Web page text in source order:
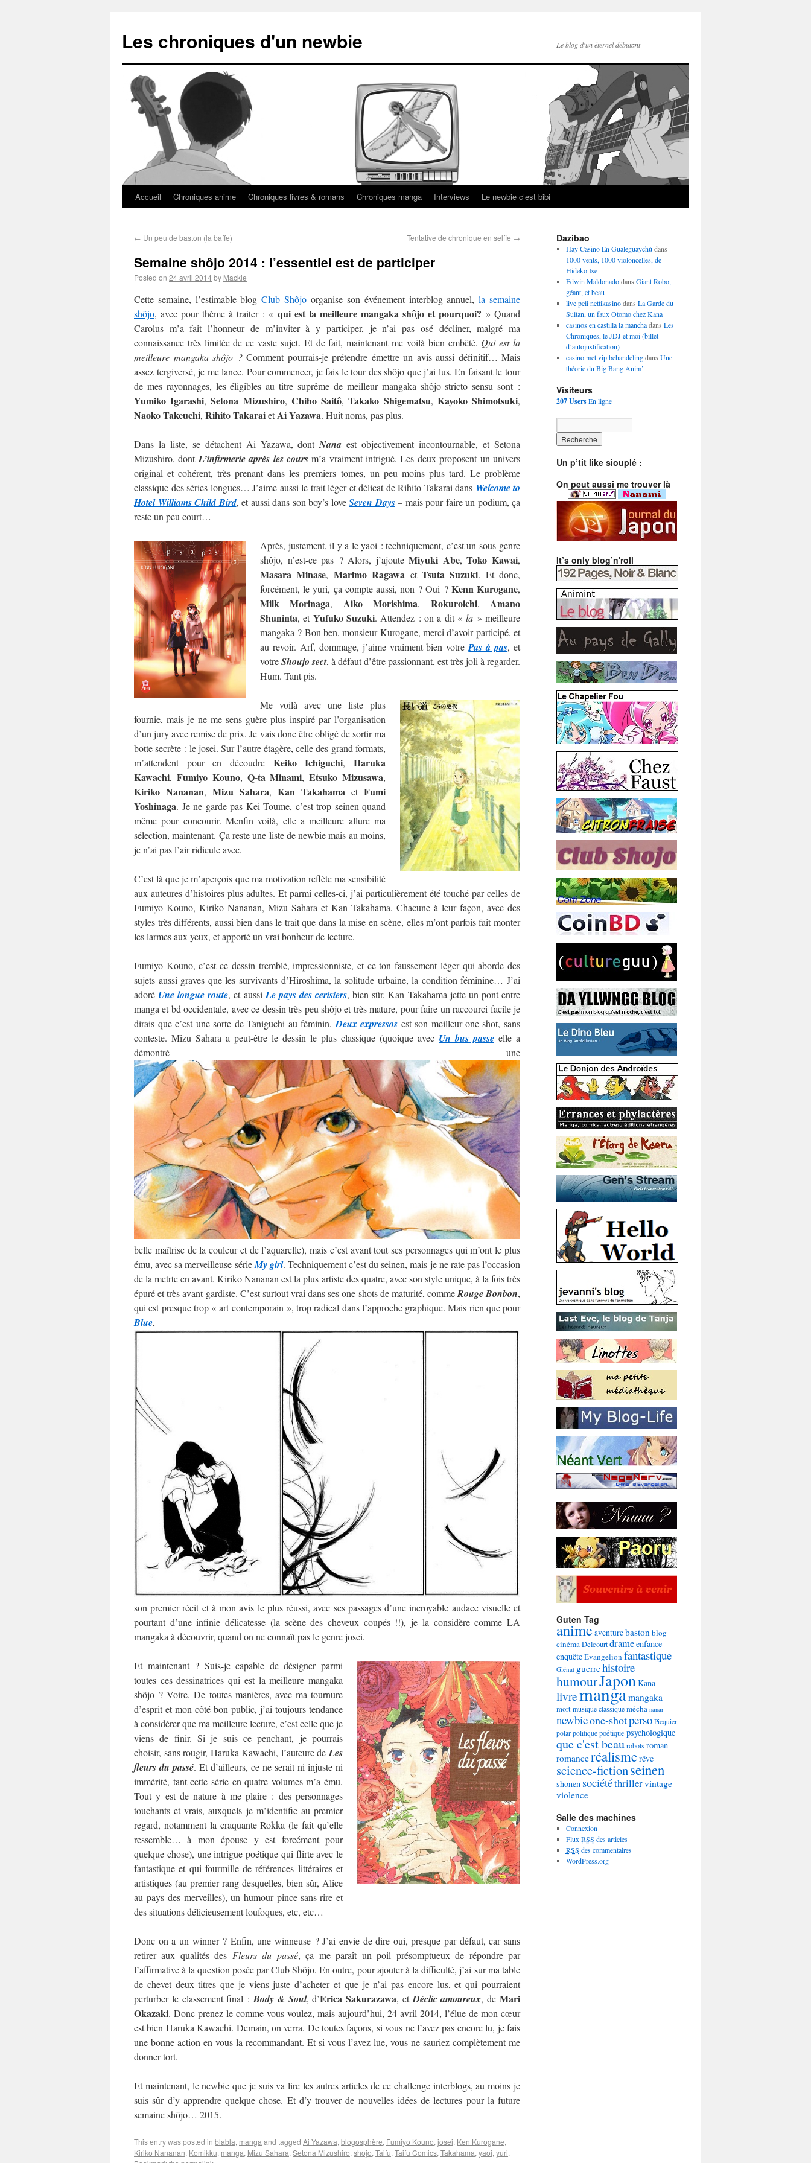
Les chroniques d'un newbie Le blog d'un éternel débutant
Accueil Chroniques anime Chroniques livres & romans Chroniques manga Interviews Le newbie c’est bibi
← Un peu de baston (la baffe) Tentative de chronique en selfie →
Semaine shôjo 2014 : l’essentiel est de participer
Posted on 24 avril 2014by Mackie
Cette semaine, l’estimable blogClub Shôjo organise son événement interblog annuel, la semaine
shôjo, avec pour thème à traiter : « qui est la meilleure mangaka shôjo et pourquoi? » Quand
Carolus m’a fait l’honneur de m’inviter à y participer, je n’ai pas osé décliner, malgré ma
connaissance très limitée de ce vaste sujet. Et de fait, maintenant me voilà bien embêté. Qui est la
meilleure mangaka shôjo ?Comment pourrais-je prétendre émettre un avis aussi définitif… Mais
assez tergiversé, je me lance. Pour commencer, je fais le tour des shôjo que j’ai lus. En faisant le tour
de mes rayonnages, les éligibles au titre suprême de meilleur mangaka shôjo stricto sensu sont :
Yumiko Igarashi,Setona Mizushiro, Chiho Saitô,Takako Shigematsu, Kayoko Shimotsuki,
NaokoTakeuchi, Rihito TakaraietAiYazawa. Huit noms, pas plus.
Dans la liste, se détachent Ai Yazawa, dontNana est objectivement incontournable, et Setona
Mizushiro, dont L’infirmerie après les coursm’a vraiment intrigué. Les deux proposent un univers
original et cohérent, très prenant dans les premiers tomes, un peu moins plus tard. Le problème
classique des séries longues… J’aime aussi le trait léger et délicat de Rihito Takarai dans Welcome to
Hotel Williams Child Bird, et aussi dans son boy’s loveSeven Days– mais pour faire un podium, ça
reste un peu court…
Après, justement, il y a le yaoi : techniquement, c’est un sous-genre
shôjo, n’est-ce pas ? Alors, j’ajouteMiyuki Abe,Toko Kawai,
Masara Minase, Marimo Ragawa et Tsuta Suzuki. Et donc,
forcément, le yuri, ça compte aussi, non ? Oui ? Kenn Kurogane,
Milk Morinaga, Aiko Morishima, Rokuroichi, Amano
Shuninta, et Yufuko Suzuki. Attendez : on a dit «la » meilleure
mangaka ? Bon ben, monsieur Kurogane, merci d’avoir participé, et
au revoir. Arf, dommage, j’aime vraiment bien votrePas à pas, et
votreShoujo sect, à défaut d’être passionnant, est très joli à regarder.
Hum. Tant pis.
Me voilà avec une liste plus
fournie, mais je ne me sens guère plus inspiré par l’organisation
d’un jury avec remise de prix. Je vais donc être obligé de sortir ma
botte secrète : le josei. Sur l’autre étagère, celle des grand formats,
m’attendent pour en découdre Keiko Ichiguchi,Haruka
Kawachi, Fumiyo Kouno, Q-ta Minami,Etsuko Mizusawa,
Kiriko Nananan, Mizu Sahara, Kan Takahama et Fumi
Yoshinaga. Je ne garde pas Kei Toume, c’est trop seinen quand
même pour concourir. Menfin voilà, elle a meilleure allure ma
sélection, maintenant. Ça reste une liste de newbie mais au moins,
je n’ai pas l’air ridicule avec.
C’est là que je m’aperçois que ma motivation reflète ma sensibilité
aux auteures d’histoires plus adultes. Et parmi celles-ci, j’ai particulièrement été touché par celles de
Fumiyo Kouno, Kiriko Nananan, Mizu Sahara et Kan Takahama. Chacune à leur façon, avec des
styles très différents, aussi bien dans le trait que dans la mise en scène, elles m’ont parfois fait monter
les larmes aux yeux, et apporté un vrai bonheur de lecture.
Fumiyo Kouno, c’est ce dessin tremblé, impressionniste, et ce ton faussement léger qui aborde des
sujets aussi graves que les survivants d’Hiroshima, la solitude urbaine, la condition féminine… J’ai
adoré Une longue route, et aussi Le pays des cerisiers, bien sûr. Kan Takahama jette un pont entre
manga et bd occidentale, avec ce dessin très peu shôjo et très mature, pour faire un raccourci facile je
dirais que c’est une sorte de Taniguchi au féminin. Deux expressos est son meilleur one-shot, sans
conteste. Mizu Sahara a peut-être le dessin le plus classique (quoique avec Un bus passe elle a
démontré une
belle maîtrise de la couleur et de l’aquarelle), mais c’est avant tout ses personnages qui m’ont le plus
ému, avec sa merveilleuse sérieMy girl. Techniquement c’est du seinen, mais je ne rate pas l’occasion
de la metrte en avant. Kiriko Nananan est la plus artiste des quatre, avec son style unique, à la fois très
épuré et très avant-gardiste. C’est surtout vrai dans ses one-shots de maturité, commeRouge Bonbon,
qui est presque trop « art contemporain », trop radical dans l’approche graphique. Mais rien que pour
Blue,
son premier récit et à mon avis le plus réussi, avec ses passages d’une incroyable audace visuelle et
pourtant d’une infinie délicatesse (la scène des cheveux coupés !!), je la considère comme LA
mangaka à découvrir, quand on ne connaît pas le genre josei.
Et maintenant ? Suis-je capable de désigner parmi
toutes ces dessinatrices qui est la meilleure mangaka
shôjo ? Voire. De toutes manières, avec ma tournure
d’esprit et mon côté bon public, j’ai toujours tendance
à considérer que ma meilleure lecture, c’est celle que je
viens de finir. Si je suis ce penchant, je pourrais
choisir, sans rougir, Haruka Kawachi, l’auteure deLes
fleurs du passé. Et d’ailleurs, ce ne serait ni injuste ni
immérité, tant cette série en quatre volumes m’a ému.
Tout y est de nature à me plaire : des personnages
touchants et vrais, auxquels je m’identifie au premier
regard, notamment la craquante Rokka (le fait qu’elle
ressemble… à mon épouse y est forcément pour
quelque chose), une intrigue poétique qui flirte avec le
fantastique et qui fourmille de références littéraires et
artistiques (au premier rang desquelles, bien sûr, Alice
au pays des merveilles), un humour pince-sans-rire et
des situations délicieusement loufoques, etc, etc…
Donc on a un winner ? Enfin, une winneuse ? J’ai envie de dire oui, presque par défaut, car sans
retirer aux qualités des Fleurs du passé, ça me paraît un poil présomptueux de répondre par
l’affirmative à la question posée par Club Shôjo. En outre, pour ajouter à la difficulté, j’ai sur ma table
de chevet deux titres que je viens juste d’acheter et que je n’ai pas encore lus, et qui pourraient
perturber le classement final :Body & Soul, d’Erica Sakurazawa, etDéclic amoureux, deMari
Okazaki. Donc prenez-le comme vous voulez, mais aujourd’hui, 24 avril 2014, l’élue de mon cœur
est bien Haruka Kawachi. Demain, on verra. De toutes façons, si vous ne l’avez pas encore lu, je fais
une bonne action en vous la recommandant. Et si vous l’avez lue, vous ne sauriez complètement me
donner tort.
Et maintenant, le newbie que je suis va lire les autres articles de ce challenge interblogs, au moins je
suis sûr d’y apprendre quelque chose. Et d’y trouver de nouvelles idées de lectures pour la future
semaine shôjo… 2015.
This entry was posted in blabla, manga and tagged Ai Yazawa, blogosphère, Fumiyo Kouno, josei, Ken Kurogane,
Kiriko Nananan, Komikku, manga, Mizu Sahara, Setona Mizushiro, shojo, Taifu, Taifu Comics, Takahama, yaoi, yuri.
Dazibao
Hay Casino En Gualeguaychú dans
1000 vents, 1000 violoncelles, de
Hideko Ise
Edwin Maldonadodans Giant Robo,
géant, et beau
live peli nettikasinodans La Garde du
Sultan, un faux Otomo chez Kana
casinos en castilla la manchadans Les
Chroniques, le JDJ et moi (billet
d’autojustification)
casino met vip behandelingdans Une
théorie du Big Bang Anim’
Visiteurs
207 UsersEn ligne
Un p’tit like siouplé :
On peut aussi me trouver là
It’s only blog’n'roll
Guten Tag
animeaventurebaston blog
cinémaDelcourtdrameenfance
enquêteEvangelion fantastique
Glénat guerrehistoire
humourJapon Kana
livremangamangaka
mortmusique classiquemécha nanar
newbieone-shotperso Picquier
polar politique poétique psychologique
que c'est beaurobotsroman
romanceréalismerêve
science-fictionseinen
shonen sociététhrillervintage
violence
Salle des machines
Connexion
Flux RSS des articles
RSS des commentaires
WordPress.org